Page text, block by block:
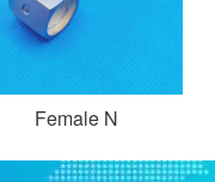
Female N